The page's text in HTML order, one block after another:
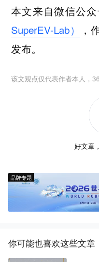
本文来自微信公
SuperEV-Lab）
，
发布。
该文观点仅代表作者本人，
好文章
品牌专题
你可能也喜欢这些文章